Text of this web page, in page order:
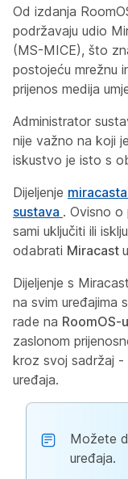
Od izdanja
podržavaju udio
(MS-MICE), što
postojeću mrežnu
prijenos medija
Administrator
nije važno na koji
iskustvo je isto s
Dijeljenje
sustava . Ovisno
sami uključiti ili
odabrati Miracast
Dijeljenje s
na svim uređajima
rade na RoomOS-
zaslonom
kroz svoj sadržaj -
uređaja.
Možete
uređaja.